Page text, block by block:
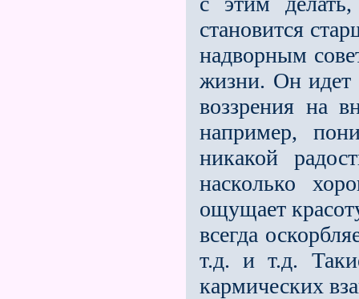
становится
надворным
жизни. Он идет
воззрения на
например,
никакой
насколько
ощущает
всегда
т.д. и т.д.
кармических